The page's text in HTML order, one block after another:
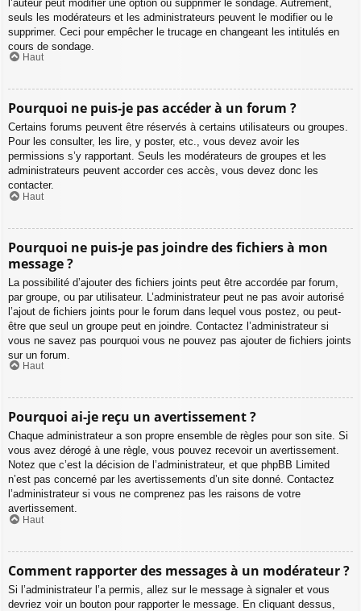
l’auteur peut modifier une option ou supprimer le sondage. Autrement,
seuls les modérateurs et les administrateurs peuvent le modifier ou le
supprimer. Ceci pour empêcher le trucage en changeant les intitulés en
cours de sondage.
Haut
Pourquoi ne puis-je pas accéder à un forum ?
Certains forums peuvent être réservés à certains utilisateurs ou groupes.
Pour les consulter, les lire, y poster, etc., vous devez avoir les
permissions s’y rapportant. Seuls les modérateurs de groupes et les
administrateurs peuvent accorder ces accès, vous devez donc les
contacter.
Haut
Pourquoi ne puis-je pas joindre des fichiers à mon
message ?
La possibilité d’ajouter des fichiers joints peut être accordée par forum,
par groupe, ou par utilisateur. L’administrateur peut ne pas avoir autorisé
l’ajout de fichiers joints pour le forum dans lequel vous postez, ou peut-
être que seul un groupe peut en joindre. Contactez l’administrateur si
vous ne savez pas pourquoi vous ne pouvez pas ajouter de fichiers joints
sur un forum.
Haut
Pourquoi ai-je reçu un avertissement ?
Chaque administrateur a son propre ensemble de règles pour son site. Si
vous avez dérogé à une règle, vous pouvez recevoir un avertissement.
Notez que c’est la décision de l’administrateur, et que phpBB Limited
n’est pas concerné par les avertissements d’un site donné. Contactez
l’administrateur si vous ne comprenez pas les raisons de votre
avertissement.
Haut
Comment rapporter des messages à un modérateur ?
Si l’administrateur l’a permis, allez sur le message à signaler et vous
devriez voir un bouton pour rapporter le message. En cliquant dessus,